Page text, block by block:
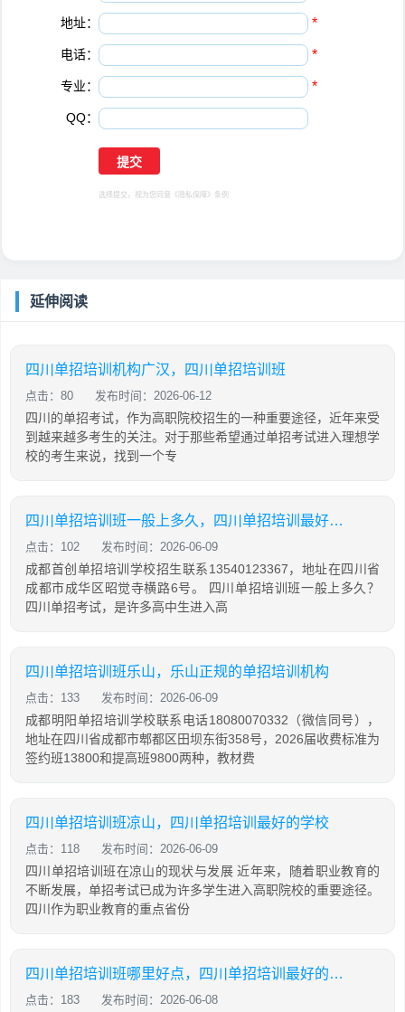
地址： *
电话： *
专业： *
QQ：
选择提交，视为您同意 《隐私保障》 条例
延伸阅读
四川单招培训机构广汉，四川单招培训班
点击：80 发布时间：2026-06-12
四川的单招考试，作为高职院校招生的一种重要途径，近年来受
到越来越多考生的关注。对于那些希望通过单招考试进入理想学
校的考生来说，找到一个专
四川单招培训班一般上多久，四川单招培训最好的学校
点击：102 发布时间：2026-06-09
成都首创单招培训学校招生联系13540123367，地址在四川省
成都市成华区昭觉寺横路6号。 四川单招培训班一般上多久？
四川单招考试，是许多高中生进入高
四川单招培训班乐山，乐山正规的单招培训机构
点击：133 发布时间：2026-06-09
成都明阳单招培训学校联系电话18080070332（微信同号），
地址在四川省成都市郫都区田坝东街358号，2026届收费标准为
签约班13800和提高班9800两种，教材费
四川单招培训班凉山，四川单招培训最好的学校
点击：118 发布时间：2026-06-09
四川单招培训班在凉山的现状与发展 近年来，随着职业教育的
不断发展，单招考试已成为许多学生进入高职院校的重要途径。
四川作为职业教育的重点省份
四川单招培训班哪里好点，四川单招培训最好的学校
点击：183 发布时间：2026-06-08